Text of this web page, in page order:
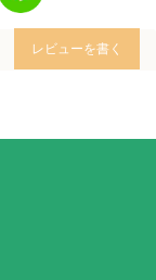
レビューを書く